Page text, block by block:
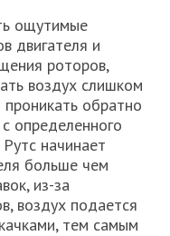
ощутимые
двигателя и
роторов,
воздух слишком
обратно
определенного
начинает
больше чем
из-за
воздух подается
тем самым